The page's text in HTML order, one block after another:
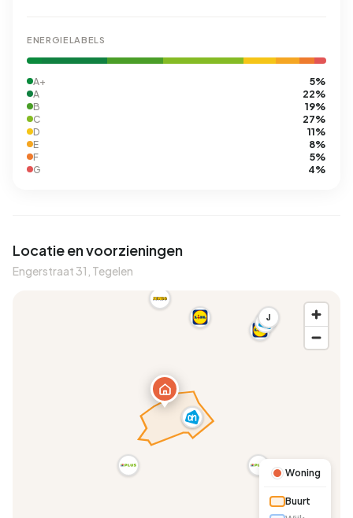
ENERGIELABELS
A+ 5%
A 22%
B 19%
C 27%
D 11%
E 8%
F 5%
G 4%
Locatie en voorzieningen
Engerstraat 31, Tegelen
J
Woning
Buurt